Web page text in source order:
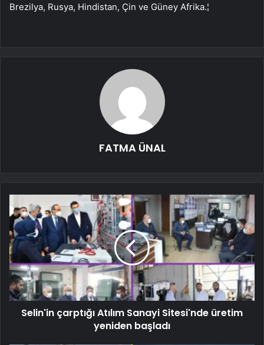
Brezilya, Rusya, Hindistan, Çin ve Güney Afrika.¦
FATMA ÜNAL
Selin'in çarptığı Atılım Sanayi Sitesi'nde üretim
yeniden başladı